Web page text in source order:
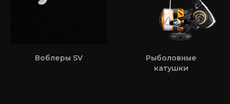
Воблеры SV
Рыболовные
катушки